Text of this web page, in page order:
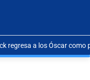
regresa a los Óscar como